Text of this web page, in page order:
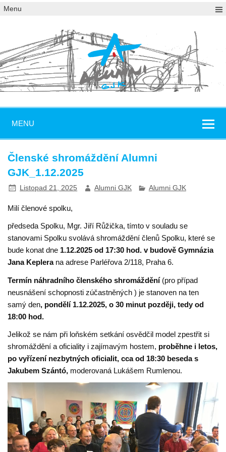
Menu
MENU
Členské shromáždění Alumni
GJK_1.12.2025
Listopad 21, 2025 Alumni GJK Alumni GJK
Milí členové spolku,
předseda Spolku, Mgr. Jiří Růžička, tímto v souladu se
stanovami Spolku svolává shromáždění členů Spolku, které se
bude konat dne 1.12.2025 od 17:30 hod. v budově Gymnázia
Jana Keplera na adrese Parléřova 2/118, Praha 6.
Termín náhradního členského shromáždění(pro případ
neusnášení schopnosti zúčastněných ) je stanoven na ten
samý den, pondělí 1.12.2025, o 30 minut později, tedy od
18:00 hod.
Jelikož se nám při loňském setkání osvědčil model zpestřit si
shromáždění a oficiality i zajímavým hostem, proběhne i letos,
po vyřízení nezbytných oficialit, cca od 18:30 beseda s
Jakubem Szántó, moderovaná Lukášem Rumlenou.